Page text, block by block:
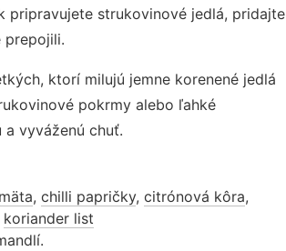
pripravujete strukovinové jedlá, pridajte
prepojili.
ktorí milujú jemne korenené jedlá
pokrmy alebo ľahké
vyváženú chuť.
mäta, chilli papričky, citrónová kôra,
koriander list